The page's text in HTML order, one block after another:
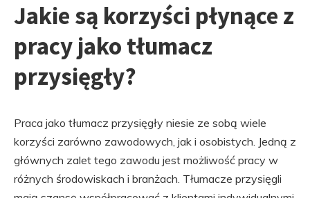
Jakie są korzyści płynące z
pracy jako tłumacz
przysięgły?
Praca jako tłumacz przysięgły niesie ze sobą wiele
korzyści zarówno zawodowych, jak i osobistych. Jedną z
głównych zalet tego zawodu jest możliwość pracy w
różnych środowiskach i branżach. Tłumacze przysięgli